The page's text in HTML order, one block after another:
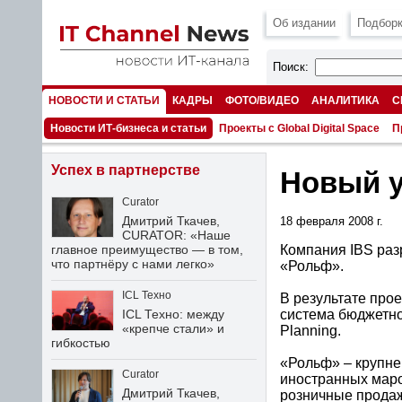
Об издании
Поиск:
НОВОСТИ И СТАТЬИ КАДРЫ ФОТО/ВИДЕО АНАЛИТИКА
НОМЕРА
Новости ИТ-бизнеса и статьи Проекты с Global Digital Space
Новый
18 февраля 2008 г.
Компания IBS
«Рольф».
В результате
система
Planning.
«Рольф» –
иностранных
розничные
Успех в партнерстве
Curator
Дмитрий Ткачев,
CURATOR: «Наше
главное преимущество — в том,
что партнёру с нами легко»
ICL Техно
ICL Техно: между
«крепче стали» и
гибкостью
Curator
Дмитрий Ткачев,